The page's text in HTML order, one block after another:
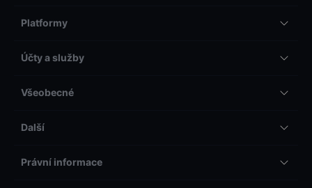
Platformy
Účty a služby
Všeobecné
Další
Právní informace